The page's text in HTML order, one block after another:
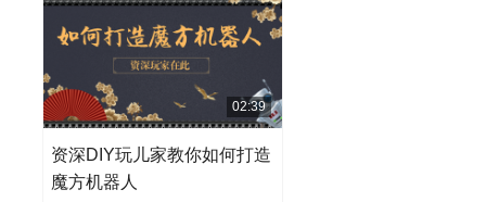
02:39
资深DIY玩儿家教你如何打造
魔方机器人